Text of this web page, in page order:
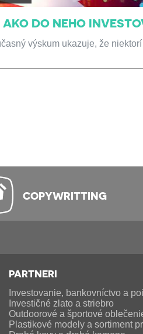
DO NEHO
výskum ukazuje, že
COPYWRITTING
PARTNERI
Investovanie, bankovníctvo a
Investičné zlato a striebro
Outdoorové a športové
Plastikové modely a sortiment